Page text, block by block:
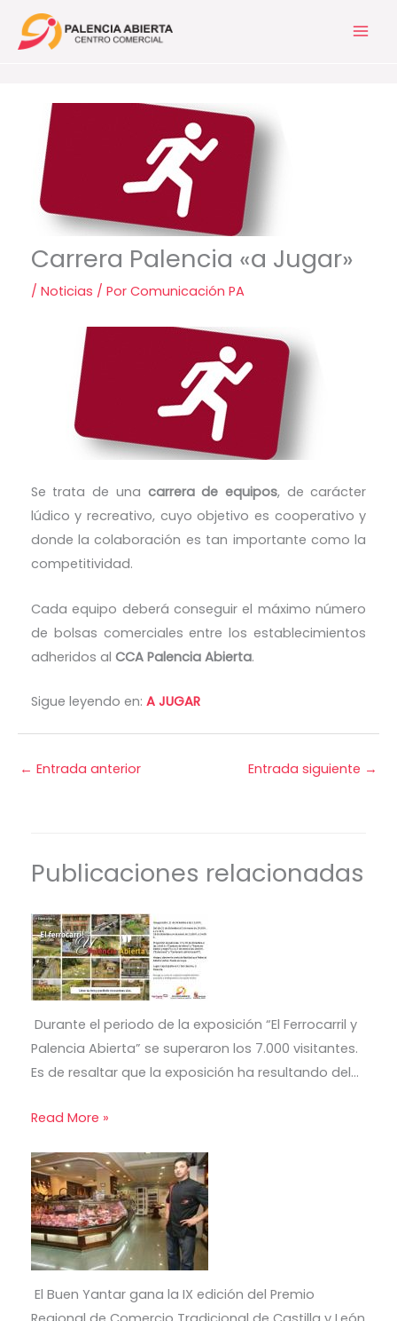
Carrera Palencia «a Jugar»
/ Noticias / Por Comunicación PA
Se trata de una carrera de equipos, de carácter
lúdico y recreativo, cuyo objetivo es cooperativo y
donde la colaboración es tan importante como la
competitividad.
Cada equipo deberá conseguir el máximo número
de bolsas comerciales entre los establecimientos
adheridos al CCA Palencia Abierta.
Sigue leyendo en: A JUGAR
← Entrada anterior Entrada siguiente →
Publicaciones relacionadas
Durante el periodo de la exposición “El Ferrocarril y
Palencia Abierta” se superaron los 7.000 visitantes.
Es de resaltar que la exposición ha resultando del…
Read More »
El Buen Yantar gana la IX edición del Premio